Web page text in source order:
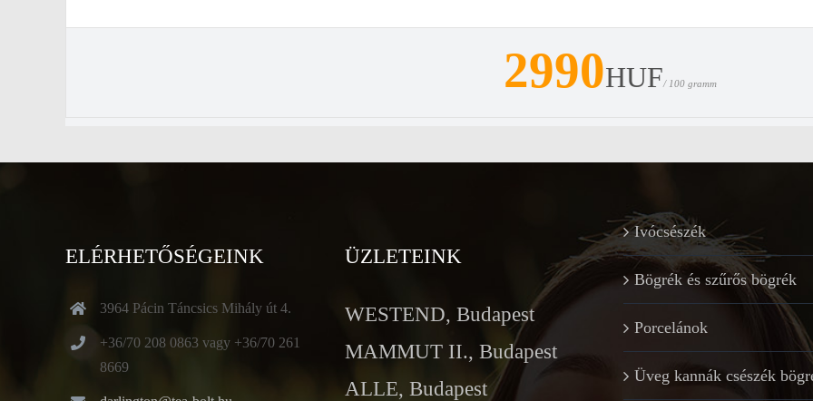
2990HUF/ 100 gramm
ELÉRHETŐSÉGEINK
3964 Pácin Táncsics Mihály út 4.
+36/70 208 0863 vagy +36/70 261
8669
ÜZLETEINK
WESTEND, Budapest
MAMMUT II., Budapest
ALLE, Budapest
Ivócsészék
Bögrék és szűrős bögrék
Porcelánok
Üveg kannák csészék